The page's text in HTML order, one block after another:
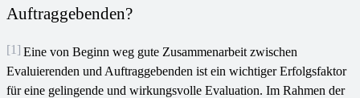
Auftraggebenden?
[1] Eine von Beginn weg gute Zusammenarbeit zwischen
Evaluierenden und Auftraggebenden ist ein wichtiger Erfolgsfaktor
für eine gelingende und wirkungsvolle Evaluation. Im Rahmen der